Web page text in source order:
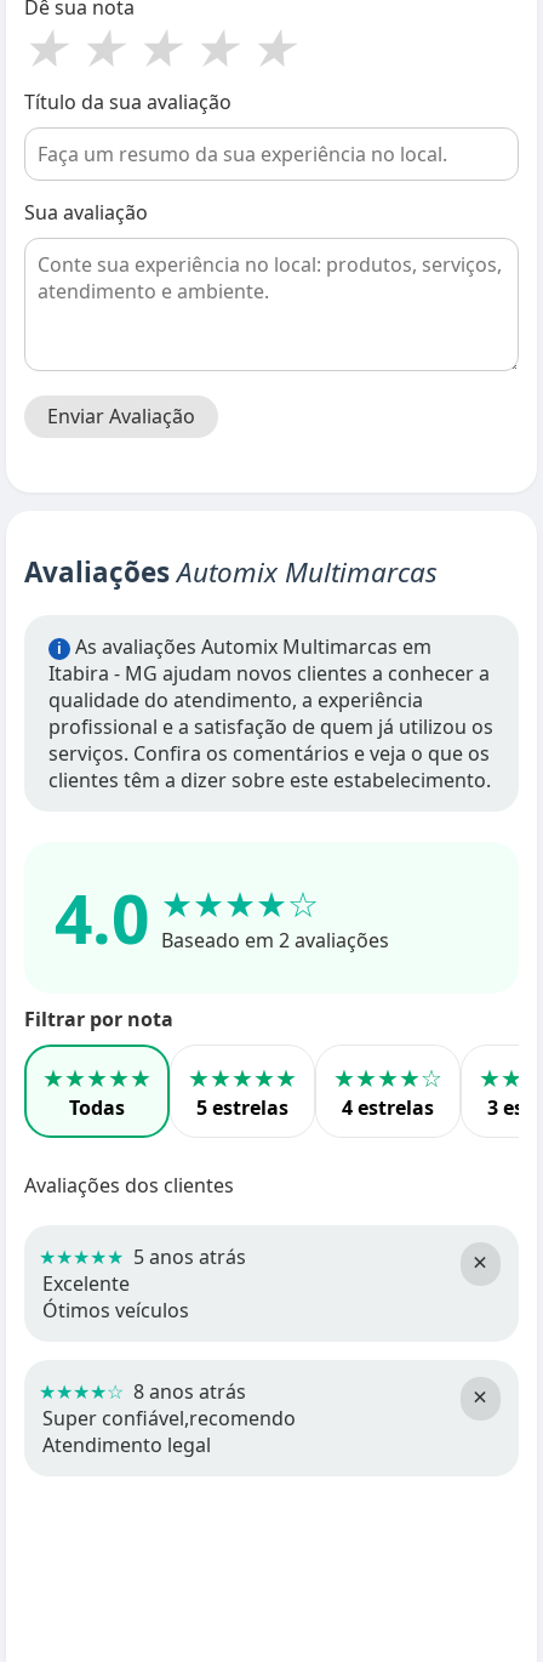
Dê sua nota
★ ★ ★ ★ ★
Título da sua avaliação
Sua avaliação
Enviar Avaliação
AvaliaçõesAutomix Multimarcas
i
As avaliações Automix Multimarcas em
Itabira - MG ajudam novos clientes a conhecer a
qualidade do atendimento, a experiência
profissional e a satisfação de quem já utilizou os
serviços. Confira os comentários e veja o que os
clientes têm a dizer sobre este estabelecimento.
4.0 ★★★★☆
Baseado em 2 avaliações
Filtrar por nota
★★★★★
Todas
★★★★★
5 estrelas
★★★★☆
4 estrelas 3
Avaliações dos clientes
×
★★★★★ 5 anos atrás
Excelente
Ótimos veículos
×
★★★★☆ 8 anos atrás
Super confiável,recomendo
Atendimento legal